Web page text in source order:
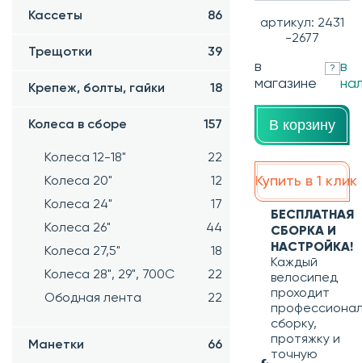
Кассеты 86
Трещотки 39
Крепеж, болты, гайки 18
Колеса в сборе 157
Колеса 12-18"
22
Колеса 20"
12
Колеса 24"
17
Колеса 26"
44
Колеса 27,5"
18
Колеса 28", 29", 700С
22
Ободная лента
22
Манетки 66
артикул: 2431
-2677
в
магазине
? в
В корзину
Купить в 1 клик
БЕСПЛАТНАЯ
СБОРКА И
НАСТРОЙКА!
Каждый
велосипед
проходит
сборку,
протяжку и
точную